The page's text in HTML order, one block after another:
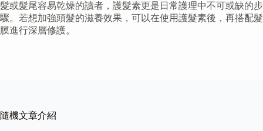
髮或髮尾容易乾燥的讀者，護髮素更是日常護理中不可或缺的步
驟。若想加強頭髮的滋養效果，可以在使用護髮素後，再搭配髮
膜進行深層修護。
隨機文章介紹